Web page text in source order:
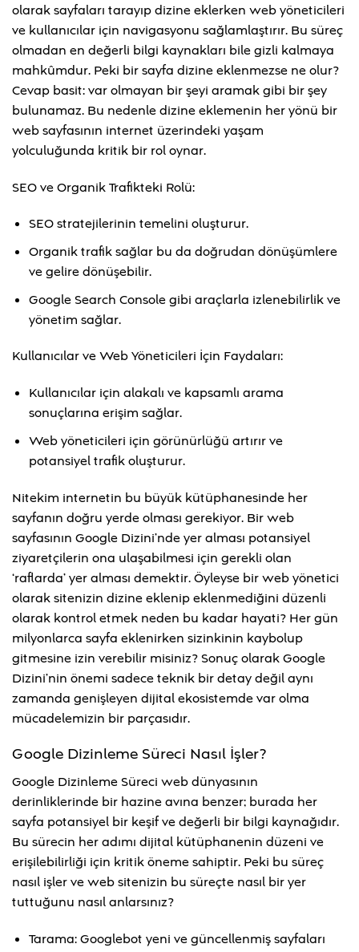
olarak sayfaları tarayıp dizine eklerken web yöneticileri
ve kullanıcılar için navigasyonu sağlamlaştırır. Bu süreç
olmadan en değerli bilgi kaynakları bile gizli kalmaya
mahkûmdur. Peki bir sayfa dizine eklenmezse ne olur?
Cevap basit: var olmayan bir şeyi aramak gibi bir şey
bulunamaz. Bu nedenle dizine eklemenin her yönü bir
web sayfasının internet üzerindeki yaşam
yolculuğunda kritik bir rol oynar.
SEO ve Organik Trafikteki Rolü:
SEO stratejilerinin temelini oluşturur.
Organik trafik sağlar bu da doğrudan dönüşümlere
ve gelire dönüşebilir.
Google Search Console gibi araçlarla izlenebilirlik ve
yönetim sağlar.
Kullanıcılar ve Web Yöneticileri İçin Faydaları:
Kullanıcılar için alakalı ve kapsamlı arama
sonuçlarına erişim sağlar.
Web yöneticileri için görünürlüğü artırır ve
potansiyel trafik oluşturur.
Nitekim internetin bu büyük kütüphanesinde her
sayfanın doğru yerde olması gerekiyor. Bir web
sayfasının Google Dizini’nde yer alması potansiyel
ziyaretçilerin ona ulaşabilmesi için gerekli olan
‘raflarda’ yer alması demektir. Öyleyse bir web yönetici
olarak sitenizin dizine eklenip eklenmediğini düzenli
olarak kontrol etmek neden bu kadar hayati? Her gün
milyonlarca sayfa eklenirken sizinkinin kaybolup
gitmesine izin verebilir misiniz? Sonuç olarak Google
Dizini’nin önemi sadece teknik bir detay değil aynı
zamanda genişleyen dijital ekosistemde var olma
mücadelemizin bir parçasıdır.
Google Dizinleme Süreci Nasıl İşler?
Google Dizinleme Süreci web dünyasının
derinliklerinde bir hazine avına benzer; burada her
sayfa potansiyel bir keşif ve değerli bir bilgi kaynağıdır.
Bu sürecin her adımı dijital kütüphanenin düzeni ve
erişilebilirliği için kritik öneme sahiptir. Peki bu süreç
nasıl işler ve web sitenizin bu süreçte nasıl bir yer
tuttuğunu nasıl anlarsınız?
Tarama: Googlebot yeni ve güncellenmiş sayfaları